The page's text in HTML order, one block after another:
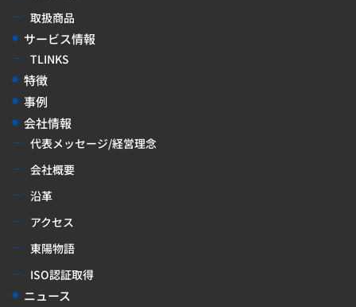
取扱商品
サービス情報
TLINKS
特徴
事例
会社情報
代表メッセージ/経営理念
会社概要
沿革
アクセス
東陽物語
ISO認証取得
ニュース